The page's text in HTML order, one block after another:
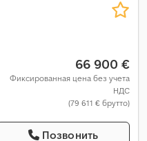
66 900 €
Фиксированная цена без учета
НДС
(79 611 € брутто)
Позвонить